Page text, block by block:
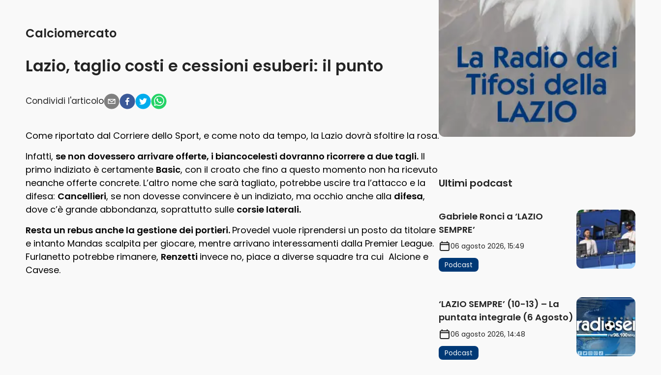
Lazio, taglio costi e cessioni esuberi: il punto
Calciomercato
Condividi l'articolo
Come riportato dal Corriere dello Sport, e come noto da tempo, la Lazio dovrà sfoltire la rosa.
Infatti, se non dovessero arrivare offerte, i biancocelesti dovranno ricorrere a due tagli. Il
primo indiziato è certamente Basic, con il croato che fino a questo momento non ha ricevuto
neanche offerte concrete. L’altro nome che sarà tagliato, potrebbe uscire tra l’attacco e la
difesa: Cancellieri, se non dovesse convincere è un indiziato, ma occhio anche alla difesa,
dove c’è grande abbondanza, soprattutto sulle corsie laterali.
Resta un rebus anche la gestione dei portieri. Provedel vuole riprendersi un posto da titolare
e intanto Mandas scalpita per giocare, mentre arrivano interessamenti dalla Premier League.
Furlanetto potrebbe rimanere, Renzetti invece no, piace a diverse squadre tra cui Alcione e
Cavese.
Ultimi podcast
Gabriele Ronci a ‘LAZIO
SEMPRE’
06 agosto 2026, 15:49
Podcast
‘LAZIO SEMPRE’ (10-13) – La
puntata integrale (6 Agosto)
06 agosto 2026, 14:48
Podcast